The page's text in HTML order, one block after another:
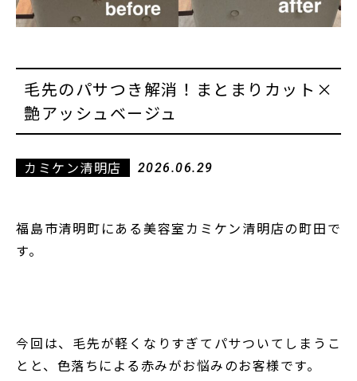
毛先のパサつき解消！まとまりカット×
艶アッシュベージュ
カミケン清明店 2026.06.29
福島市清明町にある美容室カミケン清明店の町田で
す。
今回は、毛先が軽くなりすぎてパサついてしまうこ
とと、色落ちによる赤みがお悩みのお客様です。